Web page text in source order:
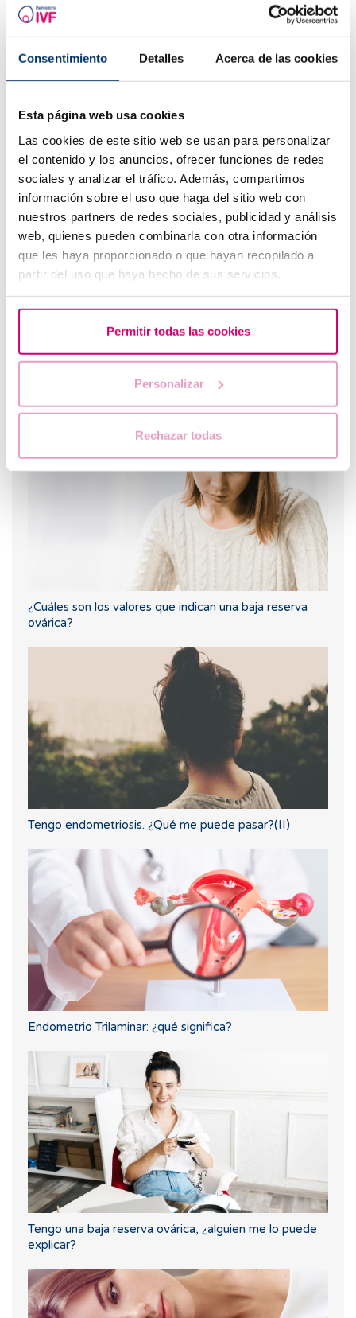
Consentimiento Detalles Acerca de las cookies
Esta página web usa cookies
Las cookies de este sitio web se usan para personalizar
el contenido y los anuncios, ofrecer funciones de redes
sociales y analizar el tráfico. Además, compartimos
información sobre el uso que haga del sitio web con
nuestros partners de redes sociales, publicidad y análisis
web, quienes pueden combinarla con otra información
que les haya proporcionado o que hayan recopilado a
partir del uso que haya hecho de sus servicios.
Permitir todas las cookies
Personalizar
Rechazar todas
¿Qué hacer si hay retraso menstrual con un test de
embarazo negativo?
Primera ecografía tras una FIV u ovodonación
¿Cuáles son los valores que indican una baja reserva
ovárica?
Tengo endometriosis. ¿Qué me puede pasar?(II)
Endometrio Trilaminar: ¿qué significa?
Tengo una baja reserva ovárica, ¿alguien me lo puede
explicar?